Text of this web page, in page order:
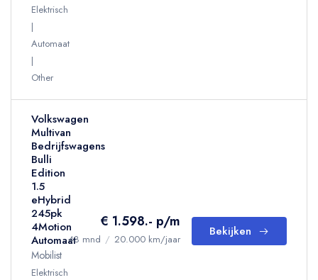
Elektrisch
Automaat
Other
Volkswagen
Multivan
Bedrijfswagens
Bulli
Edition
1.5
eHybrid
245pk
4Motion
Automaat
Mobilist
Elektrisch
€ 1.598.- p/m
48 mnd / 20.000 km/jaar
Bekijken